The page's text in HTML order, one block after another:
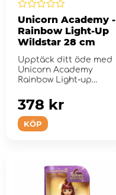
Unicorn Academy -
Rainbow Light-Up
Wildstar 28 cm
Upptäck ditt öde med
Unicorn Academy
Rainbow Light-up
KÖP
378 kr